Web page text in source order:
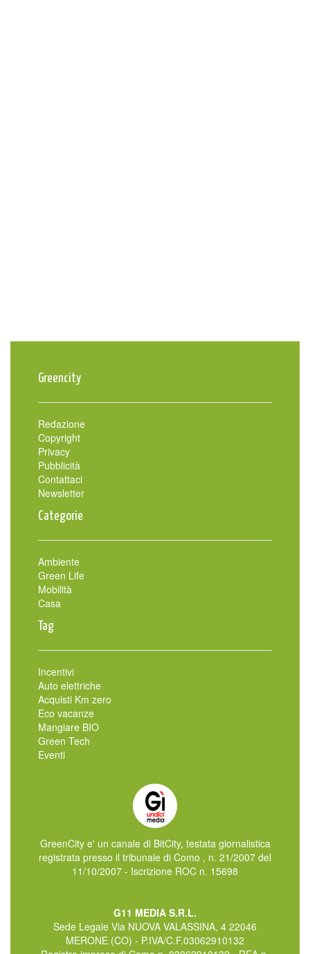
Greencity
Redazione
Copyright
Privacy
Pubblicità
Contattaci
Newsletter
Categorie
Ambiente
Green Life
Mobilità
Casa
Tag
Incentivi
Auto elettriche
Acquisti Km zero
Eco vacanze
Mangiare BIO
Green Tech
Eventi
GreenCity e' un canale di BitCity, testata giornalistica
registrata presso il tribunale di Como , n. 21/2007 del
11/10/2007 - Iscrizione ROC n. 15698
G11 MEDIA S.R.L.
Sede Legale Via NUOVA VALASSINA, 4 22046
MERONE (CO) - P.IVA/C.F.03062910132